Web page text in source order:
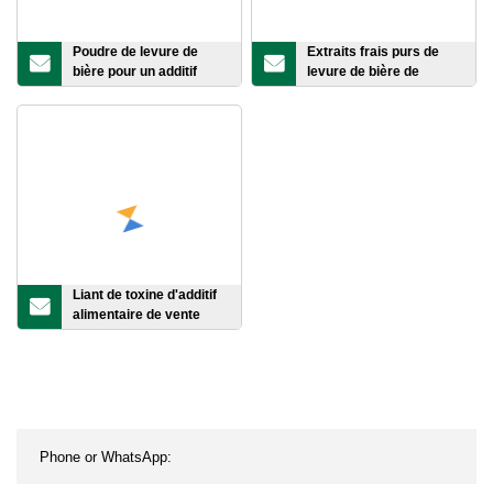
Poudre de levure de
bière pour un additif
alimentaire naturel avec
Extraits frais purs de
levure de bière de
polysaccharide de
Liant de toxine d'additif
alimentaire de vente
chaude de la Chine